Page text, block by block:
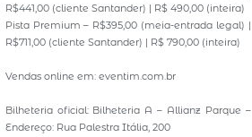
R$441,00 (cliente Santander) | R$ 490,00 (inteira)
Pista Premium – R$395,00 (meia-entrada legal) |
R$711,00 (cliente Santander) | R$ 790,00 (inteira)
Vendas online em: eventim.com.br
Bilheteria oficial: Bilheteria A – Allianz Parque –
Endereço: Rua Palestra Itália, 200